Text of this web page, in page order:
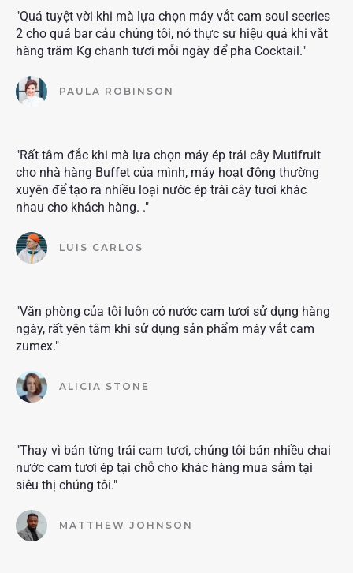
"Quá tuyệt vời khi mà lựa chọn máy vắt cam soul seeries
2 cho quá bar cảu chúng tôi, nó thực sự hiệu quả khi vắt
hàng trăm Kg chanh tươi mỗi ngày để pha Cocktail."
PAULA ROBINSON
"Rất tâm đắc khi mà lựa chọn máy ép trái cây Mutifruit
cho nhà hàng Buffet của mình, máy hoạt động thường
xuyên để tạo ra nhiều loại nước ép trái cây tươi khác
nhau cho khách hàng. ."
LUIS CARLOS
"Văn phòng của tôi luôn có nước cam tươi sử dụng hàng
ngày, rất yên tâm khi sử dụng sản phẩm máy vắt cam
zumex."
ALICIA STONE
"Thay vì bán từng trái cam tươi, chúng tôi bán nhiều chai
nước cam tươi ép tại chỗ cho khác hàng mua sắm tại
siêu thị chúng tôi."
MATTHEW JOHNSON